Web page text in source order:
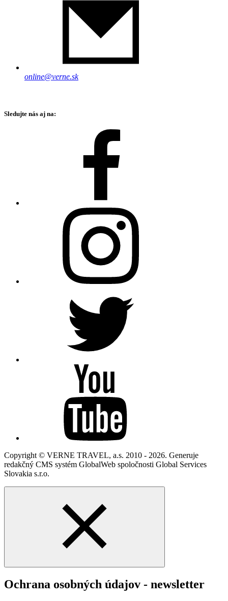
online@verne.sk
Sledujte nás aj na:
Copyright © VERNE TRAVEL, a.s. 2010 - 2026. Generuje
redakčný CMS systém GlobalWeb spoločnosti Global Services
Slovakia s.r.o.
Ochrana osobných údajov - newsletter